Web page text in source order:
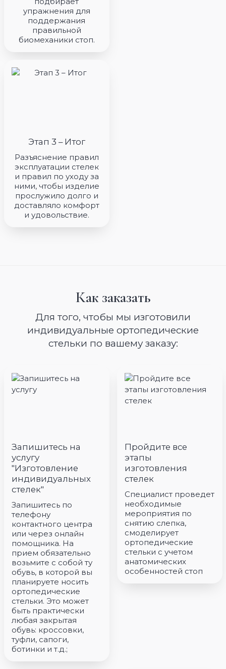
Спортивные травмы
Психологические и психосоматические
Обратная форма
упражнения для
поддержания
правильной
биомеханики стоп.
Этап 3 – Итог
Разъяснение правил
эксплуатации стелек
и правил по уходу за
ними, чтобы изделие
прослужило долго и
доставляло комфорт
и удовольствие.
Как заказать
Для того, чтобы мы изготовили
индивидуальные ортопедические
стельки по вашему заказу:
Запишитесь на
услугу
"Изготовление
индивидуальных
стелек"
Запишитесь по
телефону
контактного центра
или через онлайн
помощника. На
прием обязательно
возьмите с собой ту
обувь, в которой вы
планируете носить
ортопедические
стельки. Это может
быть практически
любая закрытая
обувь: кроссовки,
туфли, сапоги,
ботинки и т.д.;
Пройдите все
этапы
изготовления
стелек
Специалист проведет
необходимые
мероприятия по
снятию слепка,
смоделирует
ортопедические
стельки с учетом
анатомических
особенностей стоп